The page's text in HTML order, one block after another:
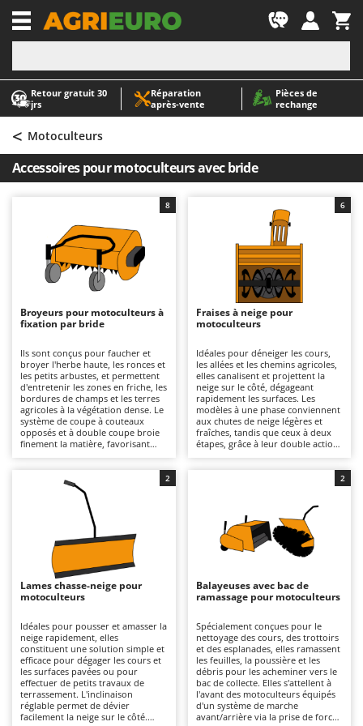
Retour gratuit 30
jrs
Réparation
après‑vente
Pièces de
rechange
-1
A
Abris de jardin
Accessoires pour tracteurs tondeuses autoportés
Aérateurs Scarificateurs pour gazon
Arracheuses de pommes de terre pour tracteur
Aspirateurs - Balais Électriques
Aspirateurs à cendres
Aspirateurs à feuilles sur roues
Aspirateurs de piscine
Atomiseurs agricoles pour tracteurs
Atomiseurs pour traitements
Autolaveuses
Autres produits
B
Balayeuses
Bancs de scie pour le bois - Scies à bûches
Barbecues
Bennes pour tracteur
Brosses pour sols extérieurs
Brouettes à moteur
Broyeurs à axe horizontal pour tracteur
Butteurs pour tracteur
C
Chargeurs de batterie - Démarreurs
Charrues pour tracteur
A
AgriEuro Premium
AgriEuro TOP-LINE
AGT
Airmec
AL-KO
ALA 2000
Alpina
Ama
Ambrogio Robot
Annovi Reverberi
ANTHBOT
Archman
Ariete
Artus
Attila
Awelco
B
Baesso
Bahco
< Motoculteurs
Accessoires pour motoculteurs avec bride
Broyeurs pour motoculteurs à
fixation par bride
Ils sont conçus pour faucher et
broyer l'herbe haute, les ronces et
les petits arbustes, et permettent
d'entretenir les zones en friche, les
bordures de champs et les terres
agricoles à la végétation dense. Le
système de coupe à couteaux
opposés et à double coupe broie
finement la matière, favorisant
motoculteurs équipés d'une
marche avant/arrière, via une
prise de force mécanique, avec
une fixation directe à la bride qui
assure la stabilité et une
transmission correcte du
mouvement ; sur les modèles
prévus à cet effet, l'attelage peut
s'effectuer via un système rapide
pour faciliter le changement
d'accessoire. Il est recommandé de
vérifier régulièrement le graissage
outils de coupe et de maintenir la
chambre de broyage propre afin
de préserver l'efficacité et
l'équilibre de l'appareil.
8
Fraises à neige pour
motoculteurs
Idéales pour déneiger les cours,
les allées et les chemins agricoles,
elles canalisent et projettent la
neige sur le côté, dégageant
rapidement les surfaces. Les
modèles à une phase conviennent
aux chutes de neige légères et
fraîches, tandis que ceux à deux
étapes, grâce à leur double action
d'éjection. Elles se connectent aux
motoculteurs équipés d'une
inversion de marche via la prise
de force, en utilisant l'embrayage
direct qui garantit une
stable ; sur les modèles
compatibles, l'attelage peut
s'effectuer à l'aide d'un système
Il est important de vérifier l'état
des vis sans fin et de maintenir les
mécanismes d'éjection propres
après chaque utilisation.
6
Lames chasse-neige pour
motoculteurs
Idéales pour pousser et amasser la
neige rapidement, elles
constituent une solution simple et
efficace pour dégager les cours et
les surfaces pavées ou pour
effectuer de petits travaux de
terrassement. L'inclinaison
réglable permet de dévier
facilement la neige sur le côté.
2
Balayeuses avec bac de
ramassage pour motoculteurs
Spécialement conçues pour le
nettoyage des cours, des trottoirs
et des esplanades, elles ramassent
les feuilles, la poussière et les
débris pour les acheminer vers le
bac de collecte. Elles s'attellent à
l'avant des motoculteurs équipés
d'un système de marche
avant/arrière via la prise de force,
2